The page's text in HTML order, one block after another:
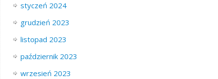
styczeń 2024
grudzień 2023
listopad 2023
październik 2023
wrzesień 2023